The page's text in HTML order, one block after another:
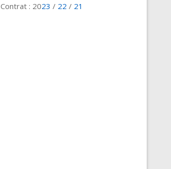
Contrat : 2023 / 22 / 21